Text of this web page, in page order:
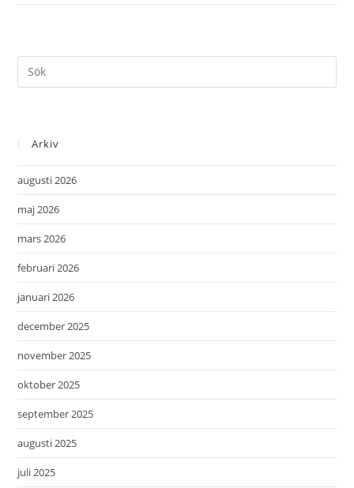
Arkiv
augusti 2026
maj 2026
mars 2026
februari 2026
januari 2026
december 2025
november 2025
oktober 2025
september 2025
augusti 2025
juli 2025